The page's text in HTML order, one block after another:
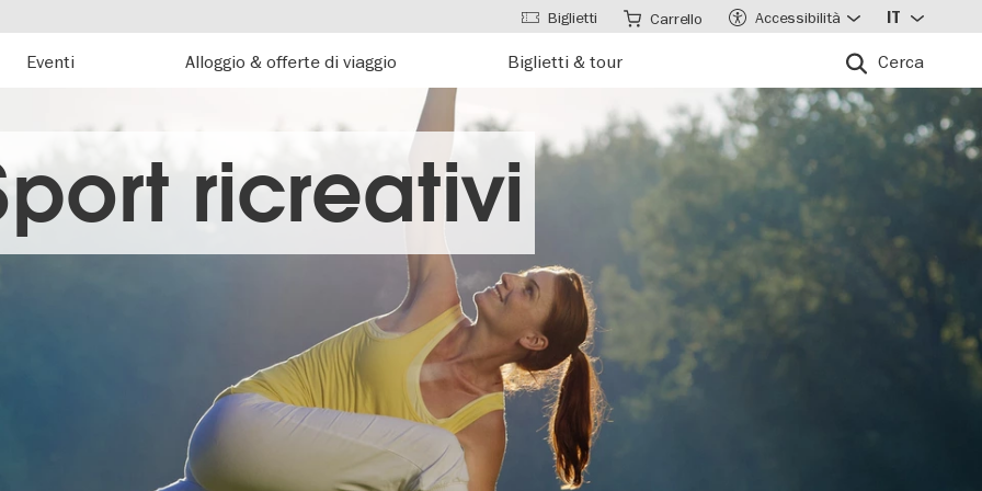
Eventi Alloggio & offerte di viaggio Biglietti & tour Cerca
Biglietti Carrello Accessibilità IT
ricreativi